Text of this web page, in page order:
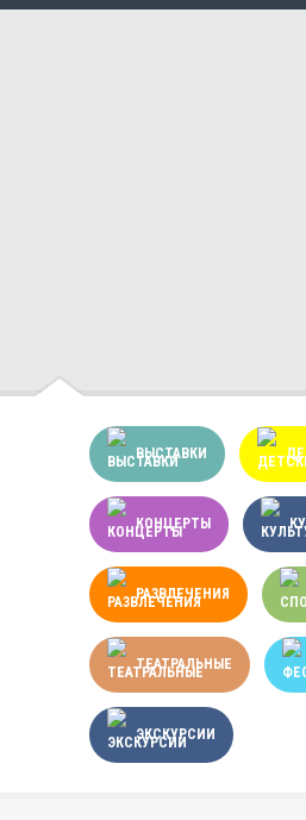
ВЫСТАВКИ
КОНЦЕРТЫ
РАЗВЛЕЧЕНИЯ
ТЕАТРАЛЬНЫЕ
ЭКСКУРСИИ